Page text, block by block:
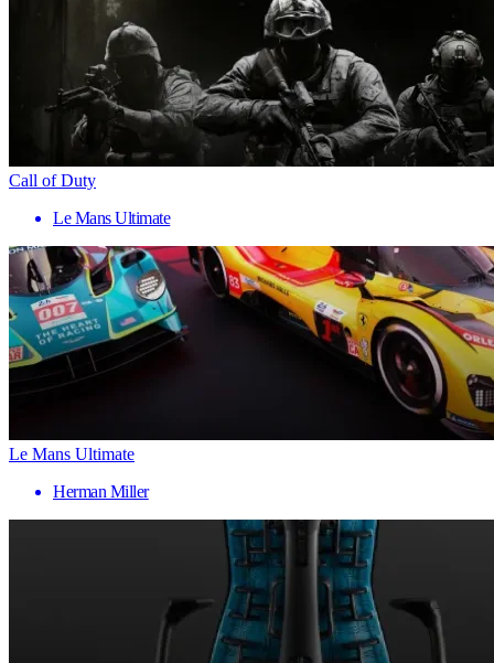
Call of Duty
Le Mans Ultimate
Le Mans Ultimate
Herman Miller